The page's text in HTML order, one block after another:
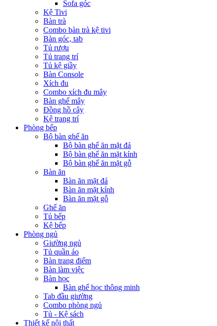
Sofa góc
Kệ Tivi
Bàn trà
Combo bàn trà kệ tivi
Bàn góc, tab
Tủ rượu
Tủ trang trí
Tủ kệ giầy
Bàn Console
Xích đu
Combo xích đu mây
Bàn ghế mây
Đồng hồ cây
Kệ trang trí
Phòng bếp
Bộ bàn ghế ăn
Bộ bàn ghế ăn mặt đá
Bộ bàn ghế ăn mặt kính
Bộ bàn ghế ăn mặt gỗ
Bàn ăn
Bàn ăn mặt đá
Bàn ăn mặt kính
Bàn ăn mặt gỗ
Ghế ăn
Tủ bếp
Kệ bếp
Phòng ngủ
Giường ngủ
Tủ quần áo
Bàn trang điểm
Bàn làm việc
Bàn học
Bàn ghế học thông minh
Tab đầu giường
Combo phòng ngủ
Tủ - Kệ sách
Thiết kế nội thất